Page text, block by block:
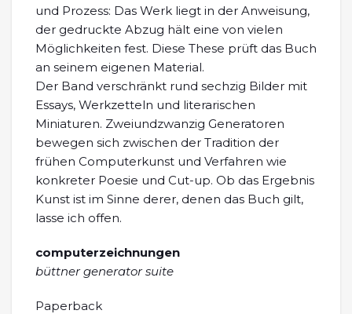
und Prozess: Das Werk liegt in der Anweisung,
der gedruckte Abzug hält eine von vielen
Möglichkeiten fest. Diese These prüft das Buch
an seinem eigenen Material.
Der Band verschränkt rund sechzig Bilder mit
Essays, Werkzetteln und literarischen
Miniaturen. Zweiundzwanzig Generatoren
bewegen sich zwischen der Tradition der
frühen Computerkunst und Verfahren wie
konkreter Poesie und Cut-up. Ob das Ergebnis
Kunst ist im Sinne derer, denen das Buch gilt,
lasse ich offen.
computerzeichnungen
büttner generator suite
Paperback